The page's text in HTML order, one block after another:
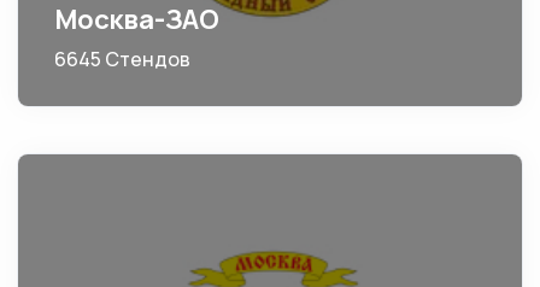
Москва-ЗАО
6645 Стендов